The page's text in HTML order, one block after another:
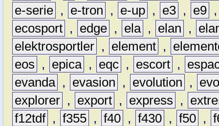
e-serie , e-tron , e-up , e3 , e9
ecosport , edge , ela , elan ,
elektrosportler , element ,
eos
, epica , eqc , escort ,
evanda , evasion , evolution ,
explorer , export , express ,
f12tdf , f355 , f40 , f430 , f50 ,